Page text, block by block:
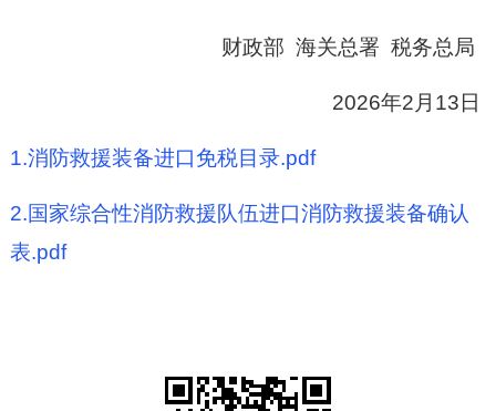
财政部 海关总署 税务总局
2026年2月13日
1.消防救援装备进口免税目录.pdf
2.国家综合性消防救援队伍进口消防救援装备确认
表.pdf